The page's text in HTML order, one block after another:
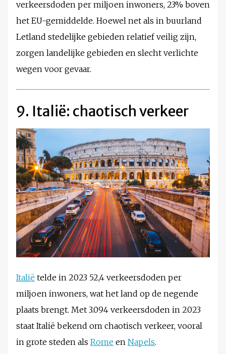
verkeersdoden per miljoen inwoners, 23% boven
het EU-gemiddelde. Hoewel net als in buurland
Letland stedelijke gebieden relatief veilig zijn,
zorgen landelijke gebieden en slecht verlichte
wegen voor gevaar.
9. Italië: chaotisch verkeer
Italië telde in 2023 52,4 verkeersdoden per
miljoen inwoners, wat het land op de negende
plaats brengt. Met 3.094 verkeersdoden in 2023
staat Italië bekend om chaotisch verkeer, vooral
in grote steden als Rome en Napels.